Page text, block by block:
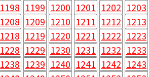
1198 1199 1200 1201 1202 1203
1208 1209 1210 1211 1212 1213
1218 1219 1220 1221 1222 1223
1228 1229 1230 1231 1232 1233
1238 1239 1240 1241 1242 1243